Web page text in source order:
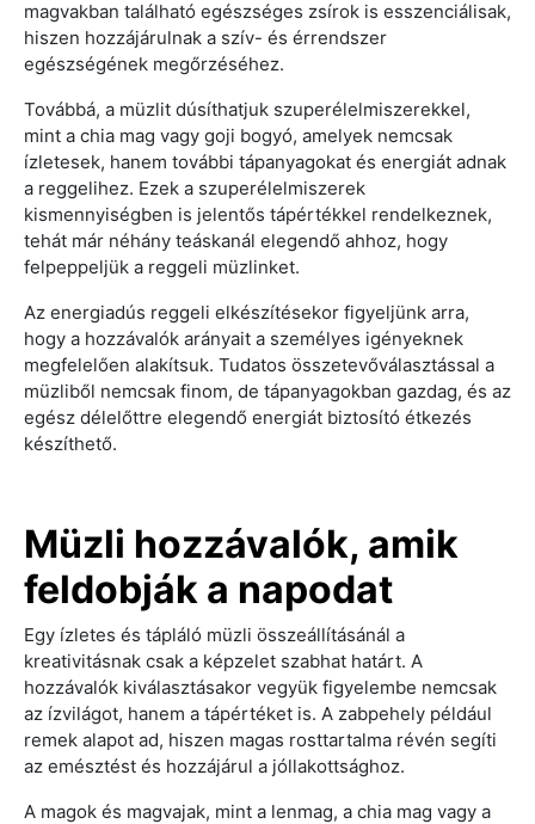
magvakban található egészséges zsírok is esszenciálisak,
hiszen hozzájárulnak a szív- és érrendszer
egészségének megőrzéséhez.
Továbbá, a müzlit dúsíthatjuk szuperélelmiszerekkel,
mint a chia mag vagy goji bogyó, amelyek nemcsak
ízletesek, hanem további tápanyagokat és energiát adnak
a reggelihez. Ezek a szuperélelmiszerek
kismennyiségben is jelentős tápértékkel rendelkeznek,
tehát már néhány teáskanál elegendő ahhoz, hogy
felpeppeljük a reggeli müzlinket.
Az energiadús reggeli elkészítésekor figyeljünk arra,
hogy a hozzávalók arányait a személyes igényeknek
megfelelően alakítsuk. Tudatos összetevőválasztással a
müzliből nemcsak finom, de tápanyagokban gazdag, és az
egész délelőttre elegendő energiát biztosító étkezés
készíthető.
Müzli hozzávalók, amik
feldobják a napodat
Egy ízletes és tápláló müzli összeállításánál a
kreativitásnak csak a képzelet szabhat határt. A
hozzávalók kiválasztásakor vegyük figyelembe nemcsak
az ízvilágot, hanem a tápértéket is. A zabpehely például
remek alapot ad, hiszen magas rosttartalma révén segíti
az emésztést és hozzájárul a jóllakottsághoz.
A magok és magvajak, mint a lenmag, a chia mag vagy a